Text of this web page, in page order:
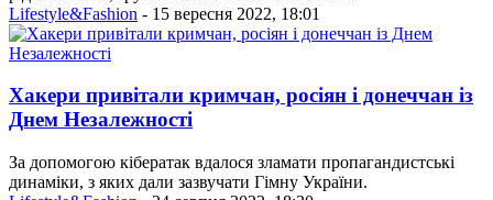
Lifestyle&Fashion - 15 вересня 2022, 18:01
Хакери привітали кримчан, росіян і донеччан із
Днем Незалежності
За допомогою кібератак вдалося зламати пропагандистські
динаміки, з яких дали зазвучати Гімну України.